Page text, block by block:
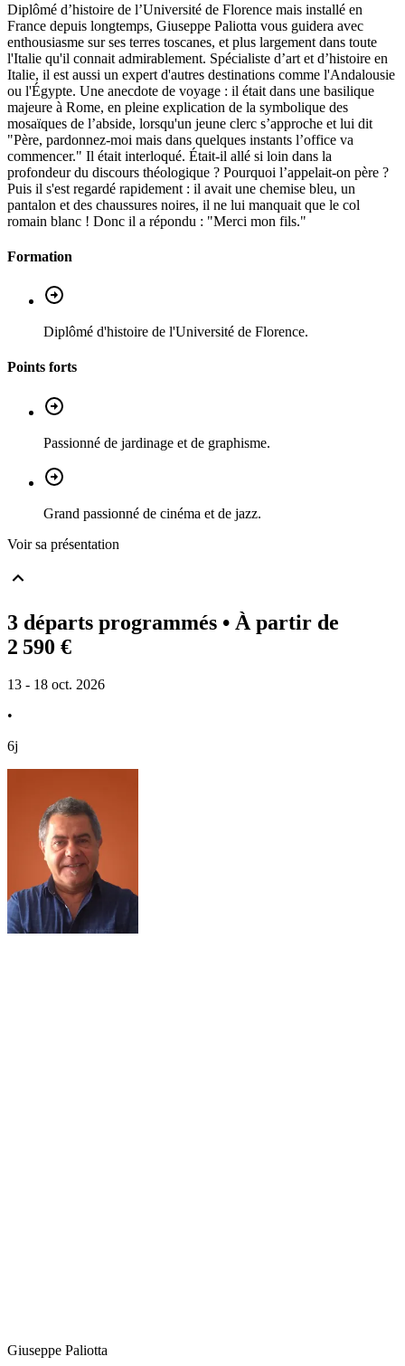
Diplômé d’histoire de l’Université de Florence mais installé en
France depuis longtemps, Giuseppe Paliotta vous guidera avec
enthousiasme sur ses terres toscanes, et plus largement dans toute
l'Italie qu'il connait admirablement. Spécialiste d’art et d’histoire en
Italie, il est aussi un expert d'autres destinations comme l'Andalousie
ou l'Égypte. Une anecdote de voyage : il était dans une basilique
majeure à Rome, en pleine explication de la symbolique des
mosaïques de l’abside, lorsqu'un jeune clerc s’approche et lui dit
"Père, pardonnez-moi mais dans quelques instants l’office va
commencer." Il était interloqué. Était-il allé si loin dans la
profondeur du discours théologique ? Pourquoi l’appelait-on père ?
Puis il s'est regardé rapidement : il avait une chemise bleu, un
pantalon et des chaussures noires, il ne lui manquait que le col
romain blanc ! Donc il a répondu : "Merci mon fils."
Formation
Diplômé d'histoire de l'Université de Florence.
Points forts
Passionné de jardinage et de graphisme.
Grand passionné de cinéma et de jazz.
Voir sa présentation
3 départs programmés • À partir de
2 590 €
13 - 18 oct. 2026
•
6j
Giuseppe Paliotta